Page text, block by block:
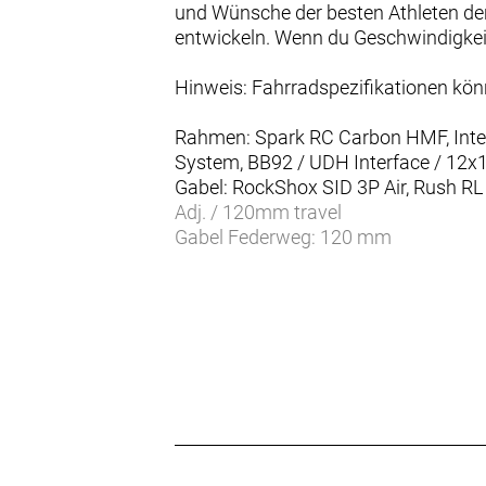
und Wünsche der besten Athleten
entwickeln. Wenn du
Hinweis: Fahrradspezifikationen
Rahmen: Spark RC Carbon HMF,
System, BB92 / UDH Interface /
Gabel: RockShox SID 3P Air, Rush
Adj. / 120mm travel
Gabel Federweg: 120 mm